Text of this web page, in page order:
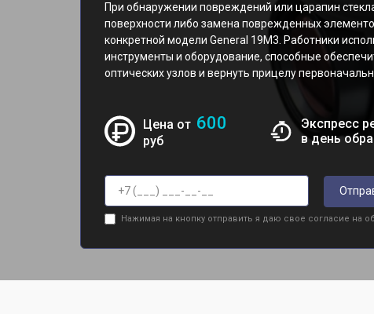
При обнаружении повреждений или царапин
поверхности либо замена поврежденных
конкретной модели General 19M3. Работники
инструменты и оборудование, способные
оптических узлов и вернуть прицелу
Цена от 600
руб
Экспресс
в день
Нажимая на кнопку отправить я даю свое согласие на